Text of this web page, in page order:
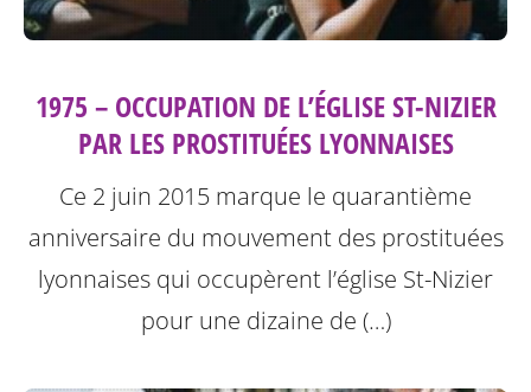
1975 – OCCUPATION DE L’ÉGLISE ST-NIZIER
PAR LES PROSTITUÉES LYONNAISES
Ce 2 juin 2015 marque le quarantième
anniversaire du mouvement des prostituées
lyonnaises qui occupèrent l’église St-Nizier
pour une dizaine de (…)